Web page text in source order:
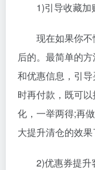
1)引导收藏加
现在如果你
后的。最简单的
和优惠信息，引
时再付款，既可
化，一举两得;再
大提升清仓的效果
2)优惠券提升